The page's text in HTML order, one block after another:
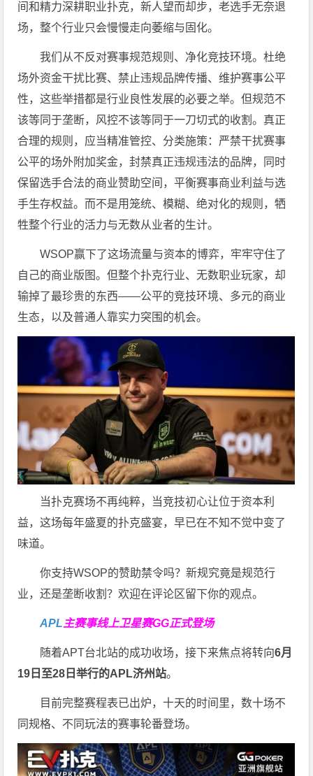
间和精力深耕职业扑克，新人望而却步，老选手无奈退
场，整个行业只会慢慢走向萎缩与固化。
我们从不反对赛事规范规则、净化竞技环境。杜绝
场外资金干扰比赛、禁止违规品牌传播、维护赛事公平
性，这些举措都是行业良性发展的必要之举。但规范不
该等同于垄断，风控不该等同于一刀切式的收割。真正
合理的规则，应当精准管控、分类施策：严禁干扰赛事
公平的场外附加奖金，封禁真正违规违法的品牌，同时
保留选手合法的商业赞助空间，平衡赛事商业利益与选
手生存权益。而不是用笼统、模糊、绝对化的规则，牺
牲整个行业的活力与无数从业者的生计。
WSOP赢下了这场流量与资本的博弈，牢牢守住了
自己的商业版图。但整个扑克行业、无数职业玩家，却
输掉了最珍贵的东西——公平的竞技环境、多元的商业
生态，以及普通人靠实力突围的机会。
当扑克赛场不再纯粹，当竞技初心让位于资本利
益，这场每年盛夏的扑克盛宴，早已在不知不觉中变了
味道。
你支持WSOP的赞助禁令吗？新规究竟是规范行
业，还是垄断收割？欢迎在评论区留下你的观点。
APL 主赛事线上卫星赛GG正式登场
随着APT台北站的成功收场，接下来焦点将转向6月
19 日至28 日举行的APL济州站。
目前完整赛程表已出炉，十天的时间里，数十场不
同规格、不同玩法的赛事轮番登场。